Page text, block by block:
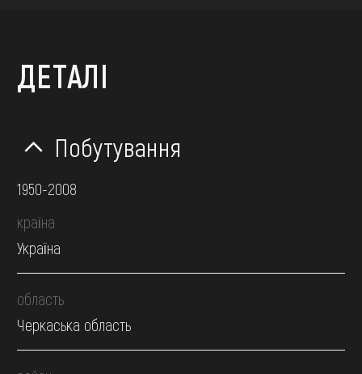
ДЕТАЛІ
Побутування
1950-2008
країна
Україна
область
Черкаська область